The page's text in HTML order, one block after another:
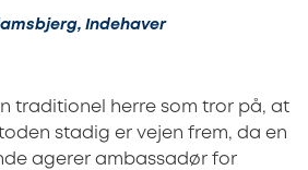
Indehaver
traditionel herre som tror på, at
stadig er vejen frem, da en
agerer ambassadør for